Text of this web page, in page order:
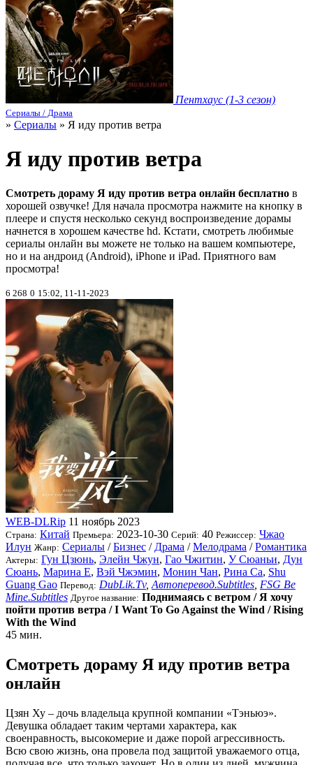
Пентхаус (1-3 сезон)
Сериалы / Драма
» Сериалы » Я иду против ветра
Я иду против ветра
Смотреть дораму Я иду против ветра онлайн бесплатно в
хорошей озвучке! Для начала просмотра нажмите на кнопку в
плеере и спустя несколько секунд воспроизведение дорамы
начнется в хорошем качестве hd. Кстати, смотреть любимые
сериалы онлайн вы можете не только на вашем компьютере,
но и на андроид (Android), iPhone и iPad. Приятного вам
просмотра!
6 268 0 15:02, 11-11-2023
WEB-DLRip 11 ноябрь 2023
Страна: Китай Премьера: 2023-10-30 Серий: 40 Режиссер: Чжао
Илун Жанр: Сериалы /Бизнес / Драма /Мелодрама /Романтика
Актеры: Гун Цзюнь, Элейн Чжун, Гао Чжитин, У Сюаньи, Дун
Сюань, Марина Е, Вэй Чжэмин, Монин Чан, Рина Са, Shu
Guang Gao Перевод: DubLik.Tv, Автоперевод.Subtitles FSG Be
Mine.Subtitles Другое название: Поднимаясь с ветром / Я хочу
пойти против ветра / I Want To Go Against the Wind / Rising
With the Wind
45 мин.
Смотреть дораму Я иду против ветра
онлайн
Цзян Ху – дочь владельца крупной компании «Тэньюэ».
Девушка обладает таким чертами характера, как
своенравность, высокомерие и даже порой агрессивность.
Всю свою жизнь, она провела под защитой уважаемого отца,